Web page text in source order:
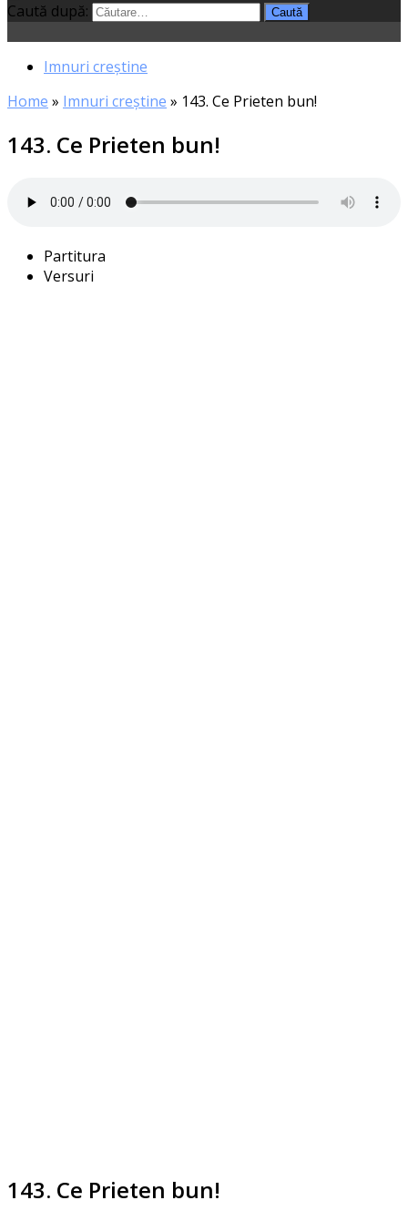
Caută după:
Imnuri creștine
Home » Imnuri creștine » 143. Ce Prieten bun!
143. Ce Prieten bun!
Partitura
Versuri
143. Ce Prieten bun!